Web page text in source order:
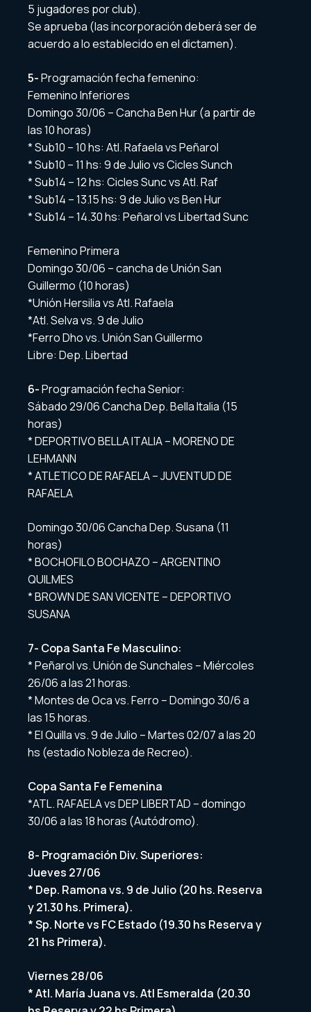
5 jugadores por club).
Se aprueba (las incorporación deberá ser de
acuerdo a lo establecido en el dictamen).
5-Programación fecha femenino:
Femenino Inferiores
Domingo 30/06 – Cancha Ben Hur (a partir de
las 10 horas)
* Sub10 – 10 hs: Atl. Rafaela vs Peñarol
* Sub10 – 11 hs: 9 de Julio vs Cicles Sunch
* Sub14 – 12 hs: Cicles Sunc vs Atl. Raf
* Sub14 – 13.15 hs: 9 de Julio vs Ben Hur
* Sub14 – 14.30 hs: Peñarol vs Libertad Sunc
Femenino Primera
Domingo 30/06 – cancha de Unión San
Guillermo (10 horas)
*Unión Hersilia vs Atl. Rafaela
*Atl. Selva vs. 9 de Julio
*Ferro Dho vs. Unión San Guillermo
Libre: Dep. Libertad
6-Programación fecha Senior:
Sábado 29/06 Cancha Dep. Bella Italia (15
horas)
* DEPORTIVO BELLA ITALIA – MORENO DE
LEHMANN
* ATLETICO DE RAFAELA – JUVENTUD DE
RAFAELA
Domingo 30/06 Cancha Dep. Susana (11
horas)
* BOCHOFILO BOCHAZO – ARGENTINO
QUILMES
* BROWN DE SAN VICENTE – DEPORTIVO
SUSANA
7- Copa Santa Fe Masculino:
* Peñarol vs. Unión de Sunchales – Miércoles
26/06 a las 21 horas.
* Montes de Oca vs. Ferro – Domingo 30/6 a
las 15 horas.
* El Quilla vs. 9 de Julio – Martes 02/07 a las 20
hs (estadio Nobleza de Recreo).
Copa Santa Fe Femenina
*ATL. RAFAELA vs DEP LIBERTAD – domingo
30/06 a las 18 horas (Autódromo).
8- Programación Div. Superiores:
Jueves 27/06
* Dep. Ramona vs. 9 de Julio (20 hs. Reserva
y 21.30 hs. Primera).
* Sp. Norte vs FC Estado (19.30 hs Reserva y
21 hs Primera).
Viernes 28/06
* Atl. María Juana vs. Atl Esmeralda (20.30